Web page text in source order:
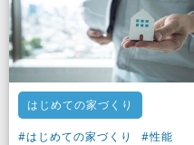
はじめての家づくり
#はじめての家づくり #性能